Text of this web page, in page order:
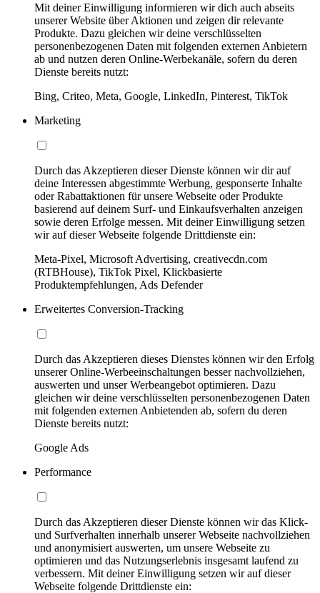
Mit deiner Einwilligung informieren wir dich auch abseits
unserer Website über Aktionen und zeigen dir relevante
Produkte. Dazu gleichen wir deine verschlüsselten
personenbezogenen Daten mit folgenden externen Anbietern
ab und nutzen deren Online-Werbekanäle, sofern du deren
Dienste bereits nutzt:
Bing, Criteo, Meta, Google, LinkedIn, Pinterest, TikTok
Marketing
Durch das Akzeptieren dieser Dienste können wir dir auf
deine Interessen abgestimmte Werbung, gesponserte Inhalte
oder Rabattaktionen für unsere Webseite oder Produkte
basierend auf deinem Surf- und Einkaufsverhalten anzeigen
sowie deren Erfolge messen. Mit deiner Einwilligung setzen
wir auf dieser Webseite folgende Drittdienste ein:
Meta-Pixel, Microsoft Advertising, creativecdn.com
(RTBHouse), TikTok Pixel, Klickbasierte
Produktempfehlungen, Ads Defender
Erweitertes Conversion-Tracking
Durch das Akzeptieren dieses Dienstes können wir den Erfolg
unserer Online-Werbeeinschaltungen besser nachvollziehen,
auswerten und unser Werbeangebot optimieren. Dazu
gleichen wir deine verschlüsselten personenbezogenen Daten
mit folgenden externen Anbietenden ab, sofern du deren
Dienste bereits nutzt:
Google Ads
Performance
Durch das Akzeptieren dieser Dienste können wir das Klick-
und Surfverhalten innerhalb unserer Webseite nachvollziehen
und anonymisiert auswerten, um unsere Webseite zu
optimieren und das Nutzungserlebnis insgesamt laufend zu
verbessern. Mit deiner Einwilligung setzen wir auf dieser
Webseite folgende Drittdienste ein: